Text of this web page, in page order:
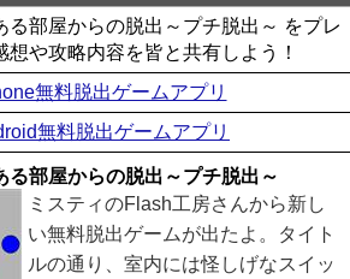
る部屋からの脱出～プチ脱出～ をプレ
や攻略内容を皆と共有しよう！
無料脱出ゲームアプリ
無料脱出ゲームアプリ
る部屋からの脱出～プチ脱出～
ミスティのFlash工房さんから新し
い無料脱出ゲームが出たよ。タイト
ルの通り、室内には怪しげなスイッ